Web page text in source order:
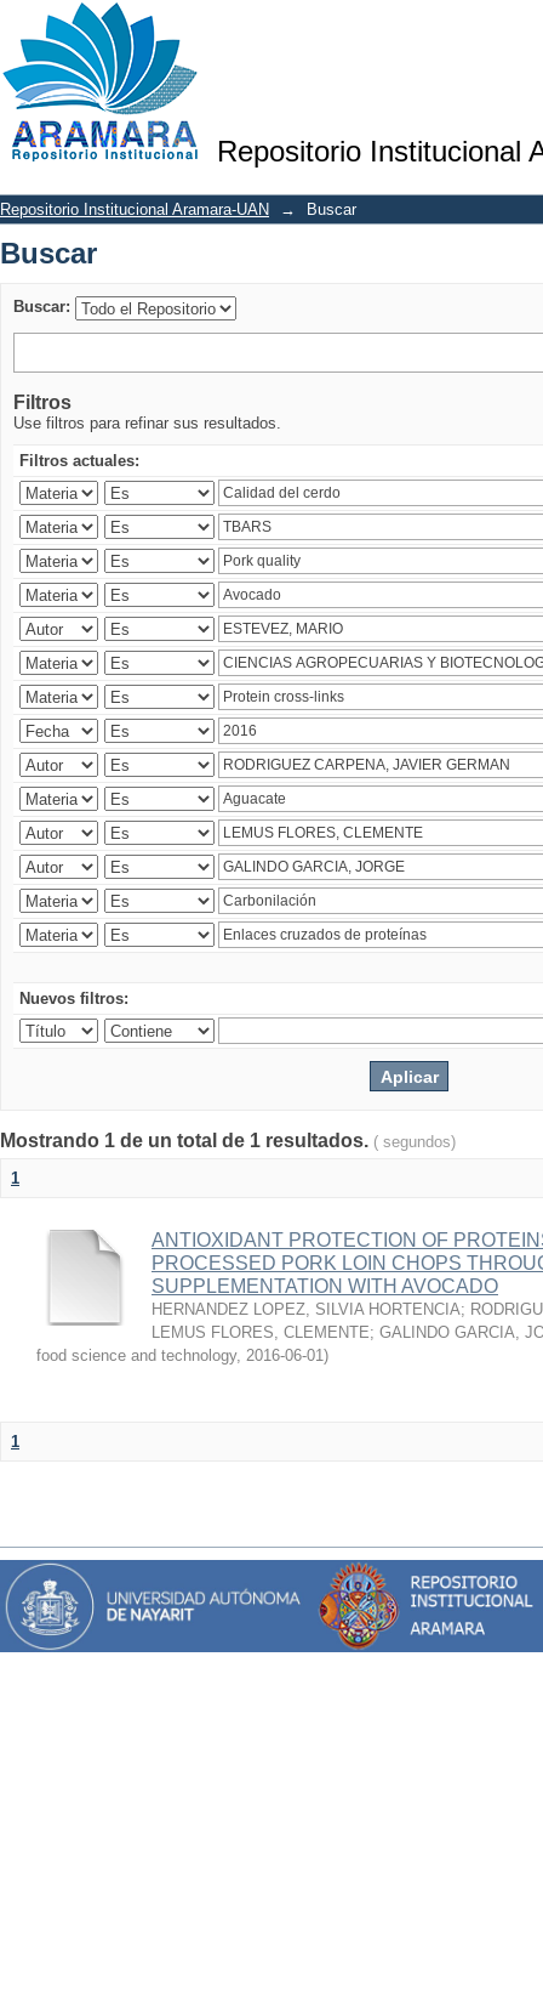
Repositorio Institucional
Buscar
Repositorio Institucional Aramara-UAN → Buscar
Buscar
Buscar:
Filtros
Use filtros para refinar sus resultados.
Filtros actuales:
Nuevos filtros:
Mostrando 1 de un total de 1 resultados. ( segundos)
1
ANTIOXIDANT PROTECTION OF
PROCESSED PORK LOIN CHOPS
SUPPLEMENTATION WITH AVOCADO
HERNANDEZ LOPEZ, SILVIA HORTENCIA;
LEMUS FLORES, CLEMENTE; GALINDO GARCIA,
food science and technology, 2016-06-01)
1